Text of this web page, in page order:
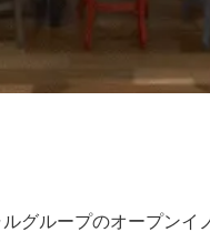
グループのオープンイ